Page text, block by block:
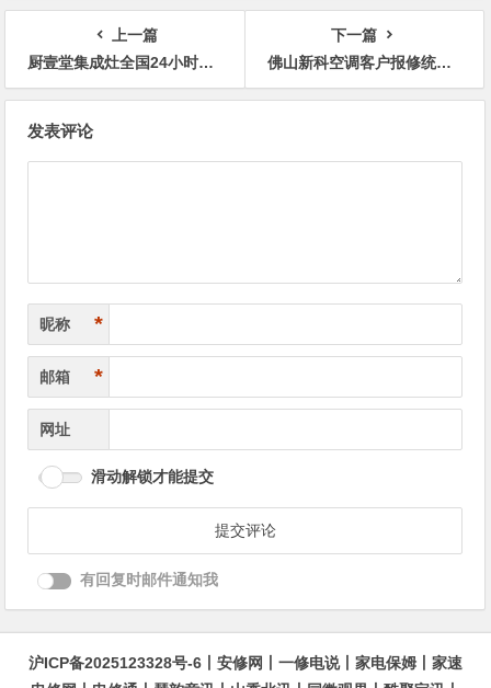
上一篇
厨壹堂集成灶全国24小时统一维修网点
下一篇
佛山新科空调客户报修统一网点
发表评论
昵称 *
邮箱 *
网址
滑动解锁才能提交
有回复时邮件通知我
沪ICP备2025123328号-6 安修网 一修电说丨 家电保姆
家速